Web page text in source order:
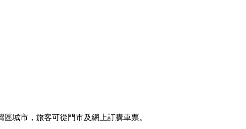
城市，旅客可從門市及網上訂購車票。